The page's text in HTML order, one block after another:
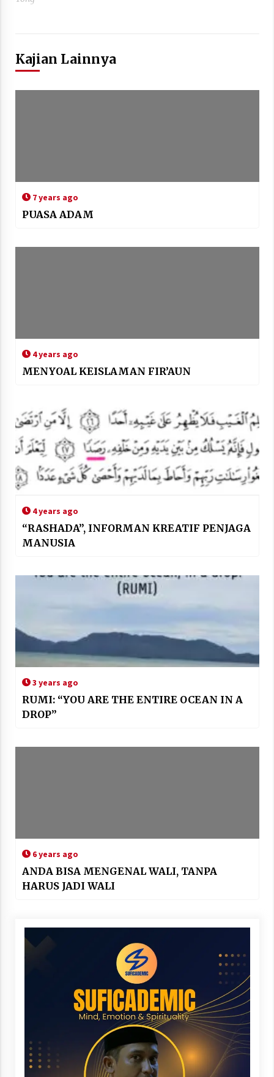
Kajian Lainnya
7 years ago
PUASA ADAM
4 years ago
MENYOAL KEISLAMAN FIR’AUN
4 years ago
“RASHADA”, INFORMAN KREATIF PENJAGA
MANUSIA
3 years ago
RUMI: “YOU ARE THE ENTIRE OCEAN IN A
DROP”
6 years ago
ANDA BISA MENGENAL WALI, TANPA
HARUS JADI WALI